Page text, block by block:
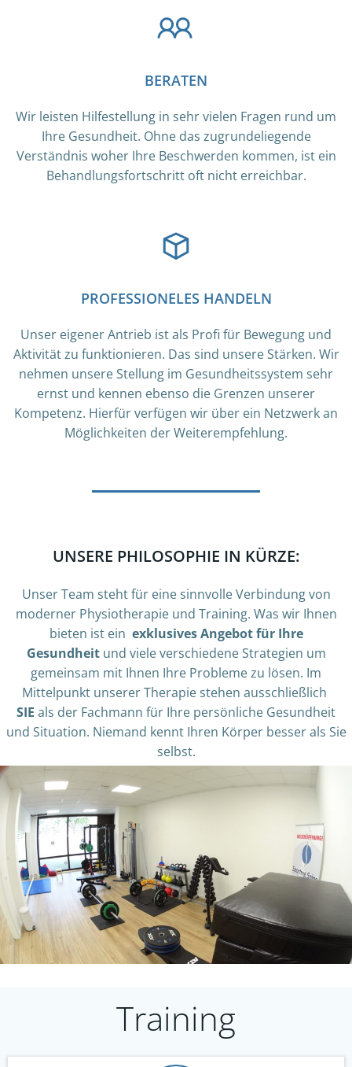
BERATEN
Wir leisten Hilfestellung in sehr vielen Fragen rund um
Ihre Gesundheit. Ohne das zugrundeliegende
Verständnis woher Ihre Beschwerden kommen, ist ein
Behandlungsfortschritt oft nicht erreichbar.
PROFESSIONELES HANDELN
Unser eigener Antrieb ist als Profi für Bewegung und
Aktivität zu funktionieren. Das sind unsere Stärken. Wir
nehmen unsere Stellung im Gesundheitssystem sehr
ernst und kennen ebenso die Grenzen unserer
Kompetenz. Hierfür verfügen wir über ein Netzwerk an
Möglichkeiten der Weiterempfehlung.
UNSERE PHILOSOPHIE IN KÜRZE:
Unser Team steht für eine sinnvolle Verbindung von
moderner Physiotherapie und Training. Was wir Ihnen
bieten ist ein exklusives Angebot für Ihre
Gesundheit und viele verschiedene Strategien um
gemeinsam mit Ihnen Ihre Probleme zu lösen. Im
Mittelpunkt unserer Therapie stehen ausschließlich
SIE als der Fachmann für Ihre persönliche Gesundheit
und Situation. Niemand kennt Ihren Körper besser als Sie
selbst.
Training